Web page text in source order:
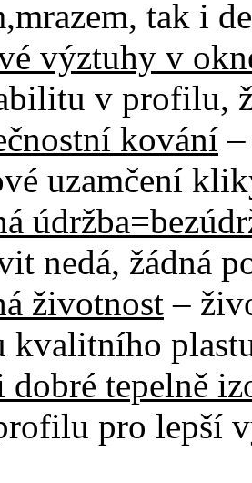
tak i
výztuhy v
v profilu,
kování –
uzamčení
nedá, žádná
životnost –
kvalitního
dobré tepelně
pro lepší